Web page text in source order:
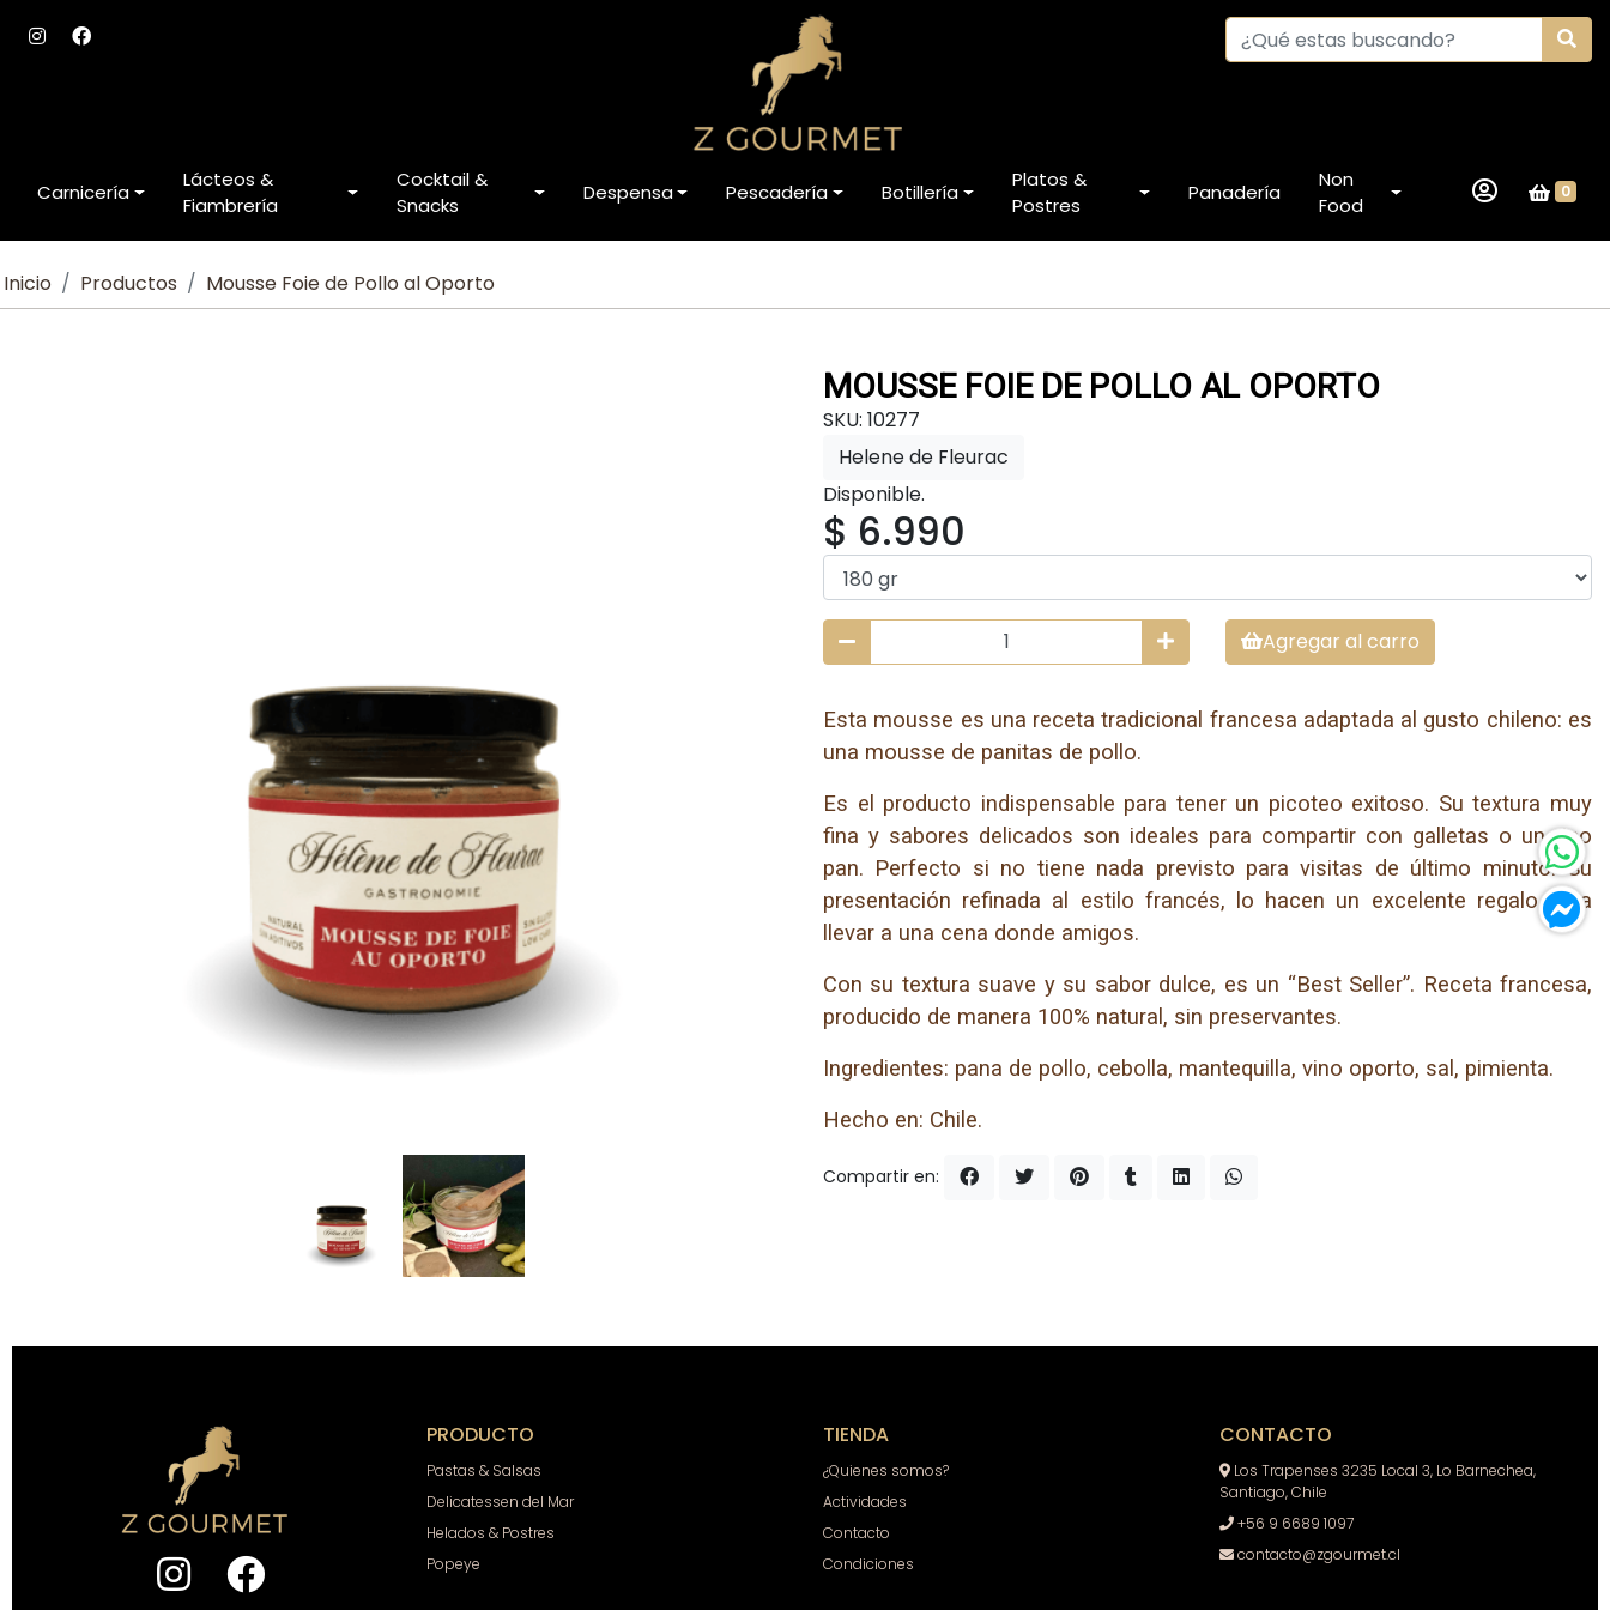
Carnicería
Lácteos &
Fiambrería
Cocktail &
Snacks
Despensa Pescadería Botillería
Platos &
Postres
Panadería
Non
Food
0
Inicio Productos Mousse Foie de Pollo al Oporto
MOUSSE FOIE DE POLLO AL OPORTO
SKU: 10277
Helene de Fleurac
Disponible.
$ 6.990
Agregar al carro
Esta mousse es una receta tradicional francesa adaptada al gusto chileno: es
una mousse de panitas de pollo.
Es el producto indispensable para tener un picoteo exitoso. Su textura muy
fina y sabores delicados son ideales para compartir con galletas o un rico
pan. Perfecto si no tiene nada previsto para visitas de último minuto. Su
presentación refinada al estilo francés, lo hacen un excelente regalo para
llevar a una cena donde amigos.
Con su textura suave y su sabor dulce, es un “Best Seller”. Receta francesa,
producido de manera 100% natural, sin preservantes.
Ingredientes: pana de pollo, cebolla, mantequilla, vino oporto, sal, pimienta.
Hecho en: Chile.
Compartir en:
PRODUCTO
Pastas & Salsas
Delicatessen del Mar
Helados & Postres
Popeye
TIENDA
¿Quienes somos?
Actividades
Contacto
Condiciones
CONTACTO
Los Trapenses 3235 Local 3, Lo Barnechea,
Santiago, Chile
+56 9 6689 1097
contacto@zgourmet.cl